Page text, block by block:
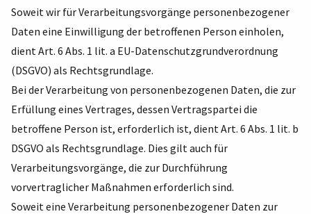
Soweit wir für Verarbeitungsvorgänge personenbezogener
Daten eine Einwilligung der betroffenen Person einholen,
dient Art. 6 Abs. 1 lit. a EU-Datenschutzgrundverordnung
(DSGVO) als Rechtsgrundlage.
Bei der Verarbeitung von personenbezogenen Daten, die zur
Erfüllung eines Vertrages, dessen Vertragspartei die
betroffene Person ist, erforderlich ist, dient Art. 6 Abs. 1 lit. b
DSGVO als Rechtsgrundlage. Dies gilt auch für
Verarbeitungsvorgänge, die zur Durchführung
vorvertraglicher Maßnahmen erforderlich sind.
Soweit eine Verarbeitung personenbezogener Daten zur